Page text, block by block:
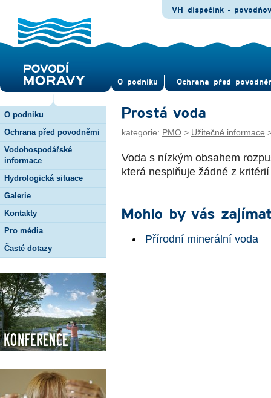
O pod­niku Ochrana před
VH dispečink -
O podniku
Ochrana před povodněmi
Vodohospodářské
informace
Hydrologická situace
Galerie
Kontakty
Pro média
Časté dotazy
Konference
Prostá voda
kategorie: PMO > Užitečné informace
Voda s nízkým obsahem
která nesplňuje žádné z
Mohlo by vás
Přírodní minerální voda